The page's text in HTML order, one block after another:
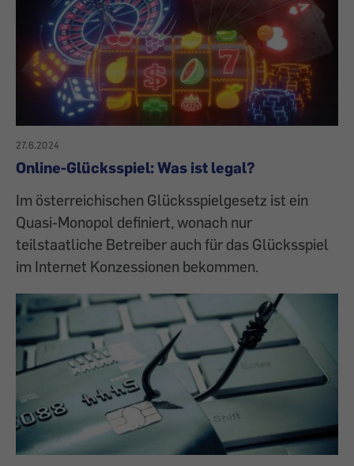
27.6.2024
Online-Glücksspiel: Was ist legal?
Im österreichischen Glücksspielgesetz ist ein
Quasi-Monopol definiert, wonach nur
teilstaatliche Betreiber auch für das Glücksspiel
im Internet Konzessionen bekommen.